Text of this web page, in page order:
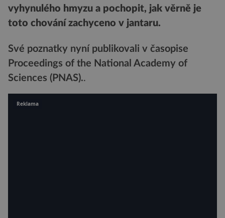
vyhynulého hmyzu a pochopit, jak věrně je
toto chování zachyceno v jantaru.
Své poznatky nyní publikovali v časopise
Proceedings of the National Academy of
Sciences (PNAS)..
Reklama